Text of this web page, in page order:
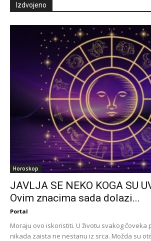
Izdvojeno
Horoskop
JAVLJA SE NEKO KOGA SU
Ovim znacima sada dolazi...
Portal
Moraju ovo iskoristiti. U životu svakog čoveka
nikada zaista ne nestanu iz srca. Možda su